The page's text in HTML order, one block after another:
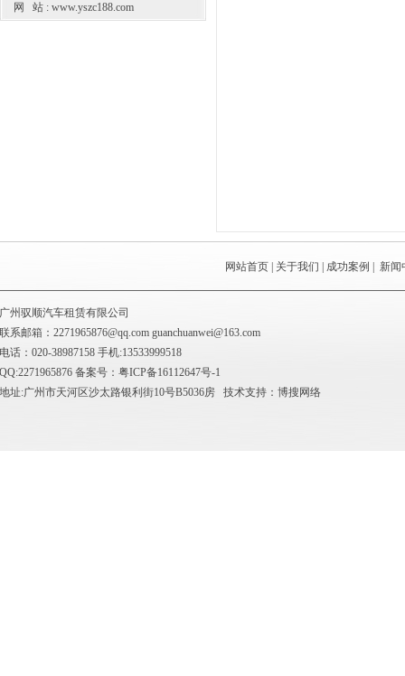
网 站 : www.yszc188.com
网站首页 关于我们 成功案例 新
广州驭顺汽车租赁有限公司
联系邮箱：2271965876@qq.com guanchuanwei@163.com
电话：020-38987158 手机:13533999518
QQ:2271965876 备案号： 粤ICP备16112647号-1
地址:广州市天河区沙太路银利街10号B5036房 技术支持： 博搜网络